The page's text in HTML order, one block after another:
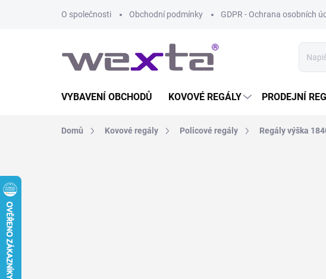
O společnosti Obchodní podmínky GDPR - Ochrana osobních
VYBAVENÍ OBCHODŮ KOVOVÉ REGÁLY PRODEJNÍ
Domů Kovové regály Policové regály Regály výška